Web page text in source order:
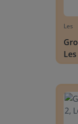
Les